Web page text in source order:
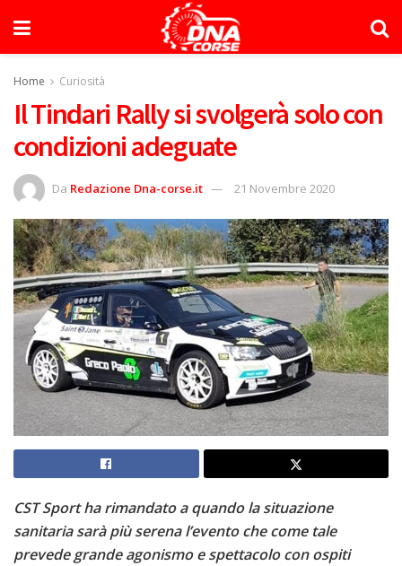
Home Curiosità
Il Tindari Rally si svolgerà solo con
condizioni adeguate
Da Redazione Dna-corse.it 21 Novembre 2020
CST Sport ha rimandato a quando la situazione
sanitaria sarà più serena l’evento che come tale
prevede grande agonismo e spettacolo con ospiti